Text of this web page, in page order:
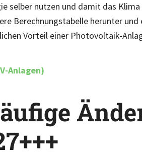
selber nutzen und damit das
Berechnungstabelle herunter
Vorteil einer Photovoltaik-
Anlagen)